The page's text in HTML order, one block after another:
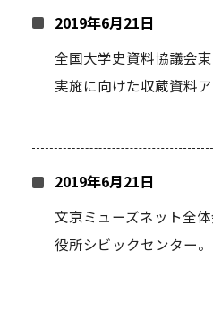
2019年6月21日
全国大学史資料協議会
実施に向けた収蔵資料ア
2019年6月21日
文京ミューズネット全
役所シビックセンター。